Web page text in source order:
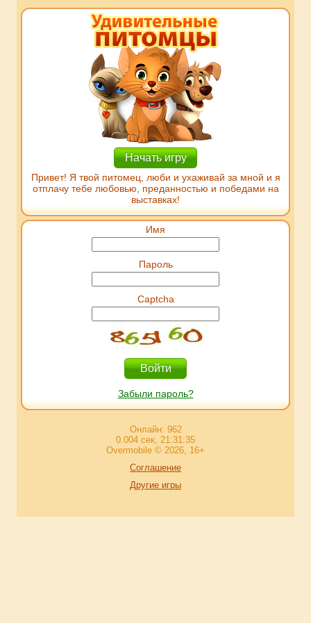
Начать игру
Привет! Я твой питомец, люби и ухаживай за мной и я
отплачу тебе любовью, преданностью и победами на
выставках!
Имя
Пароль
Captcha
Забыли пароль?
Онлайн: 962
0.004 сек, 21:31:35
Overmobile © 2026, 16+
Соглашение
Другие игры